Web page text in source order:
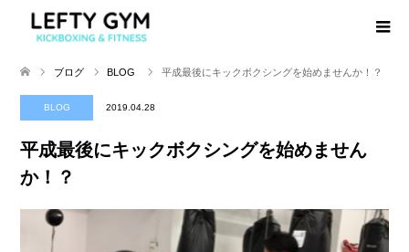
ブログ BLOG 平成最後にキックボクシングを始めませんか！？
BLOG 2019.04.28
平成最後にキックボクシングを始めません
か！？